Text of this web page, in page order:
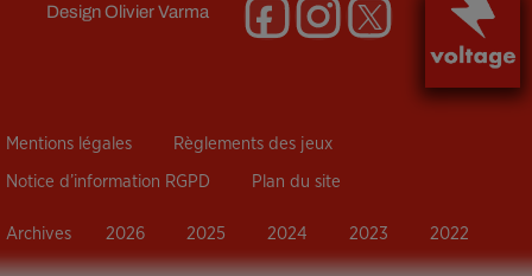
DesignOlivier Varma
Mentions légales Règlements des jeux
Notice d’information RGPD Plan du site
Archives 2026 2025 2024 2023 2022